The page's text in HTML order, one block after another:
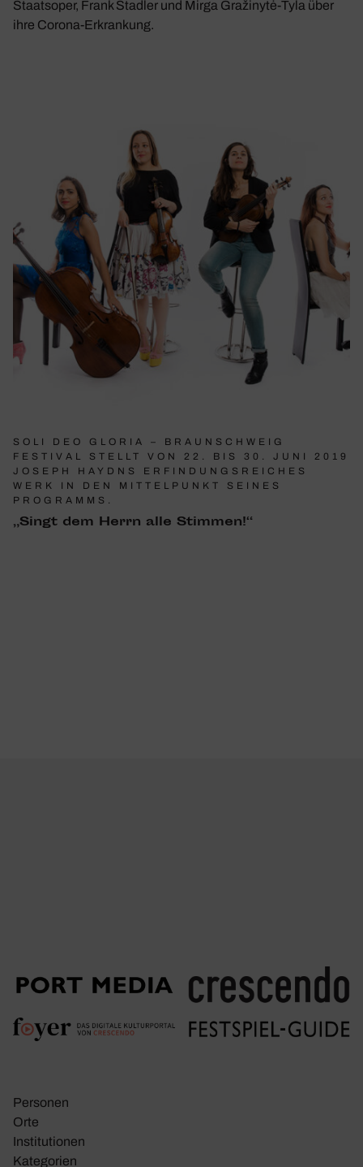
Staatsoper, Frank Stadler und Mirga Gražinytė-Tyla über
ihre Corona-Erkrankung.
SOLI DEO GLORIA – BRAUNSCHWEIG
FESTIVAL STELLT VON 22. BIS 30. JUNI 2019
JOSEPH HAYDNS ERFINDUNGSREICHES
WERK IN DEN MITTELPUNKT SEINES
PROGRAMMS.
„Singt dem Herrn alle Stimmen!“
Personen
Orte
Insti­tu­tionen
Kate­go­rien